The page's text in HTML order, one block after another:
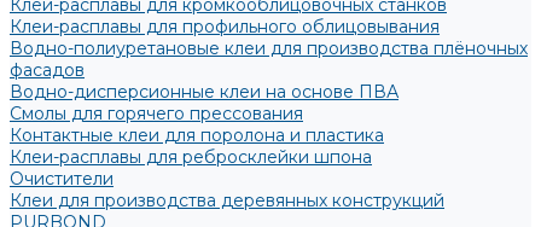
Клеи-расплавы для кромкооблицовочных станков
Клеи-расплавы для профильного облицовывания
Водно-полиуретановые клеи для производства плёночных
фасадов
Водно-дисперсионные клеи на основе ПВА
Смолы для горячего прессования
Контактные клеи для поролона и пластика
Клеи-расплавы для ребросклейки шпона
Очистители
Клеи для производства деревянных конструкций
PURBOND